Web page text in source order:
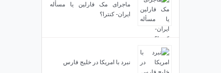
ماجرای مک فارلین یا مسأله
ایران- کنترا؟
نبرد با امریکا در خلیج فارس